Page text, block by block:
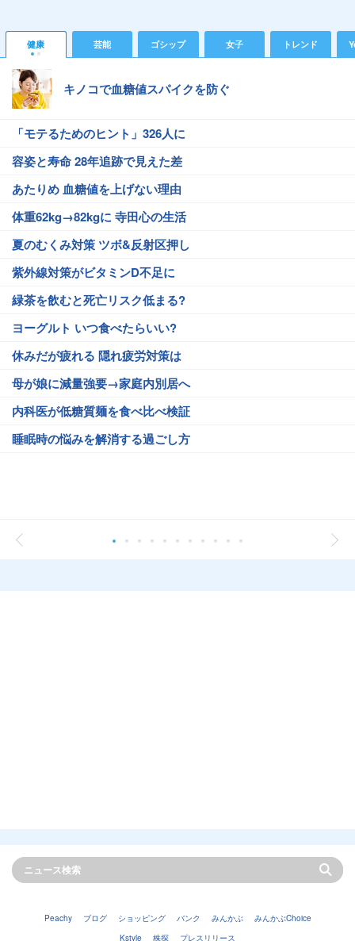
健康 芸能 ゴシップ 女子 トレンド
キノコで血糖値スパイクを防ぐ
「モテるためのヒント」326人に
容姿と寿命 28年追跡で見えた差
あたりめ 血糖値を上げない理由
体重62kg→82kgに 寺田心の生活
夏のむくみ対策 ツボ&反射区押し
紫外線対策がビタミンD不足に
緑茶を飲むと死亡リスク低まる?
ヨーグルト いつ食べたらいい?
休みだが疲れる 隠れ疲労対策は
母が娘に減量強要→家庭内別居へ
内科医が低糖質麺を食べ比べ検証
睡眠時の悩みを解消する過ごし方
Peachy ブログ ショッピング バンク みんかぶ
みんかぶChoice
Kstyle
株探 プレスリリース